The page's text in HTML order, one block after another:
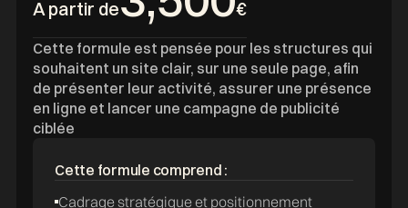
A partir de €
Cette formule est pensée pour les structures qui
souhaitent un site clair, sur une seule page, afin
de présenter leur activité, assurer une présence
en ligne et lancer une campagne de publicité
ciblée
Cette formule comprend :
Cadrage stratégique et positionnement